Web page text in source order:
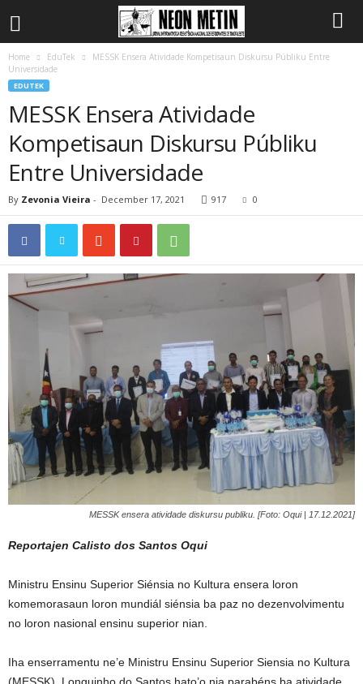
Home EduTek
MESSK Ensera Atividade Kompetisaun Diskursu Públiku Entre
Universidade
EDUTEK
MESSK Ensera Atividade
Kompetisaun Diskursu Públiku
Entre Universidade
By Zevonia Vieira - December 17, 2021 917 0
MESSK ensera atividade diskursu publiku. [Foto: Oqui | 17.12.2021]
Reportajen Calisto dos Santos Oqui
Ministru Ensinu Superior Siénsia no Kultura ensera loron
komemorasaun loron mundiál siénsia ba paz no dezenvolvimentu
no loron nasional ensinu superior nian.
Iha enserramentu ne’e Ministru Ensinu Superior Siensia no Kultura